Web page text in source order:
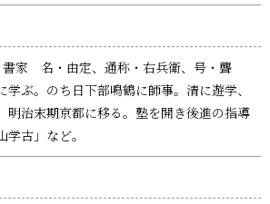
書家 名・由定、通称・右兵衛、号・聾
ぶ。のち日下部鳴鶴に師事。清に遊学、
明治末期京都に移る。塾を開き後進の指導
古」など。